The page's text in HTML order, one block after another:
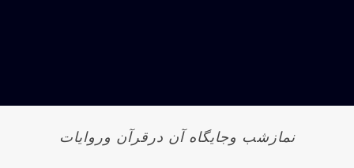
نمازشب وجایگاه آن درقرآن وروایات